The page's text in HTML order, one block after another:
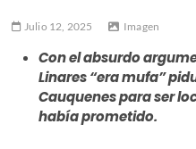
Julio 12, 2025 Imagen
Con el absurdo
Linares “era mufa”
Cauquenes para ser
había prometido.